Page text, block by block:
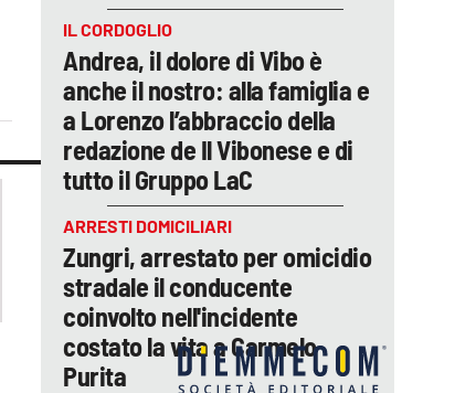
IL CORDOGLIO
Andrea, il dolore di Vibo è
anche il nostro: alla famiglia e
a Lorenzo l’abbraccio della
redazione de Il Vibonese e di
tutto il Gruppo LaC
ARRESTI DOMICILIARI
Zungri, arrestato per omicidio
stradale il conducente
coinvolto nell'incidente
costato la vita a Carmelo
Purita
lacplay.it
lactv.it
laconair.it
lacitymag.it
lacapitalenews.it
cosenzachannel.it
catanzarochannel.it